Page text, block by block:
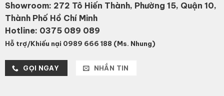
Showroom: 272 Tô Hiến Thành, Phường 15, Quận 10,
Thành Phố Hồ Chí Minh
Hotline: 0375 089 089
Hỗ trợ/Khiếu nại 0989 666 188 (Ms. Nhung)
GỌI NGAY NHẮN TIN